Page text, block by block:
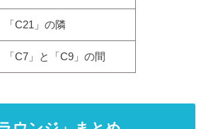
「C21」の隣
「C7」と「C9」の間